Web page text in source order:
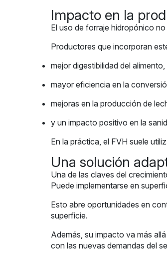
Impacto en la
El uso de forraje hidropónico
Productores que incorporan
mejor digestibilidad del alimento,
mayor eficiencia en la
mejoras en la producción de
y un impacto positivo en la
En la práctica, el FVH suele
Una solución
Una de las claves del
Puede implementarse en
Esto abre oportunidades en
superficie.
Además, su impacto va más
con las nuevas demandas del